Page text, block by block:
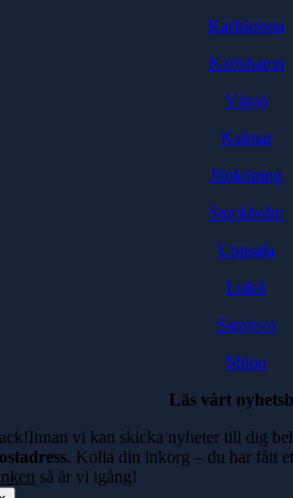
Karlskrona
Karlshamn
Växjö
Kalmar
Jönköping
Stockholm
Uppsala
Luleå
Sarajevo
Milou
Läs vårt
vi kan skicka nyheter till dig
. Kolla din inkorg – du har fått
så är vi igång!